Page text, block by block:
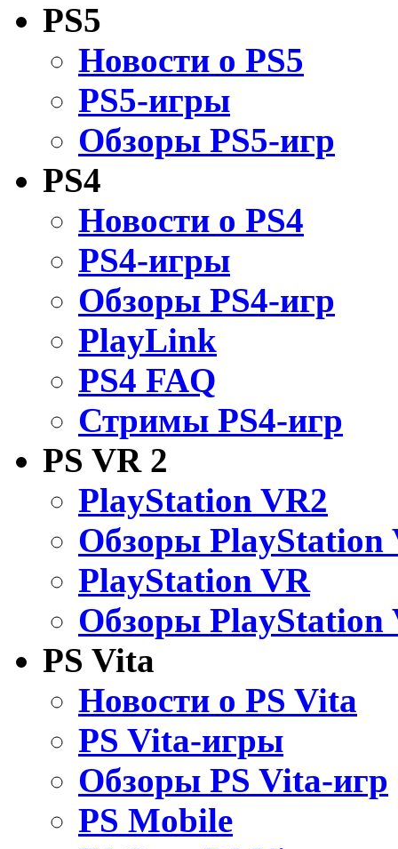
PS5
Новости о PS5
PS5-игры
Обзоры PS5-игр
PS4
Новости о PS4
PS4-игры
Обзоры PS4-игр
PlayLink
PS4 FAQ
Стримы PS4-игр
PS VR 2
PlayStation VR2
Обзоры PlayStation
PlayStation VR
Обзоры PlayStation
PS Vita
Новости о PS Vita
PS Vita-игры
Обзоры PS Vita-игр
PS Mobile